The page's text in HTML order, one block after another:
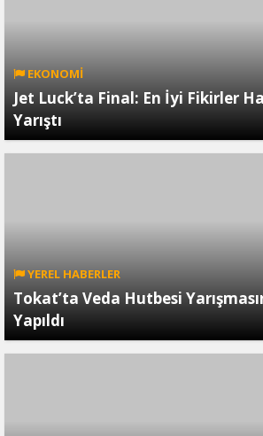
EKONOMİ
Jet Luck’ta Final: En İyi Fikirler
Yarıştı
YEREL HABERLER
Tokat’ta Veda Hutbesi
Yapıldı